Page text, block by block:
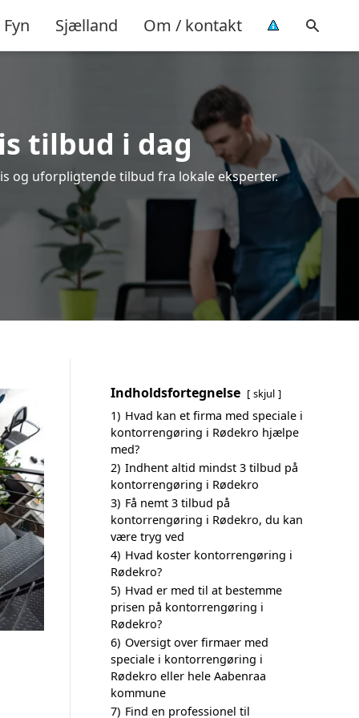
Fyn Sjælland Om / kontakt
tilbud i dag
og uforpligtende tilbud fra lokale eksperter.
Indholdsfortegnelse skjul
1) Hvad kan et firma med speciale i
kontorrengøring i Rødekro hjælpe
med?
2) Indhent altid mindst 3 tilbud på
kontorrengøring i Rødekro
3) Få nemt 3 tilbud på
kontorrengøring i Rødekro, du kan
være tryg ved
4) Hvad koster kontorrengøring i
Rødekro?
5) Hvad er med til at bestemme
prisen på kontorrengøring i
Rødekro?
6) Oversigt over firmaer med
speciale i kontorrengøring i
Rødekro eller hele Aabenraa
kommune
7) Find en professionel til